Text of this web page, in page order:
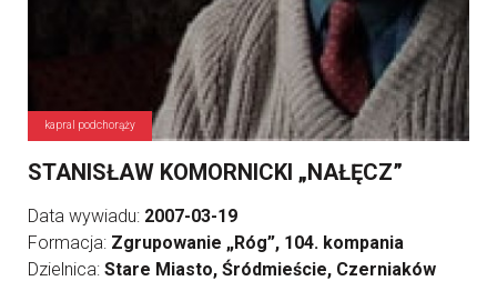
kapral podchorąży
STANISŁAW KOMORNICKI „NAŁĘCZ”
Data wywiadu: 2007-03-19
Formacja: Zgrupowanie „Róg”, 104. kompania
Dzielnica: Stare Miasto, Śródmieście, Czerniaków